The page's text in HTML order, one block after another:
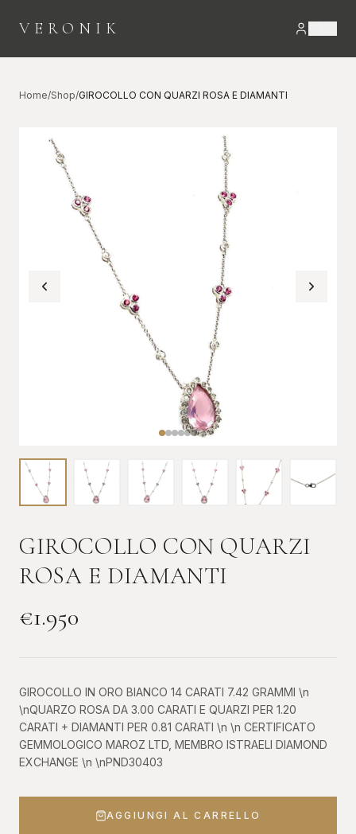
VERONIK
Home/Shop/GIROCOLLO CON QUARZI ROSA E DIAMANTI
GIROCOLLO CON QUARZI
ROSA E DIAMANTI
€1.950
GIROCOLLO IN ORO BIANCO 14 CARATI 7.42 GRAMMI \n
\nQUARZO ROSA DA 3.00 CARATI E QUARZI PER 1.20
CARATI + DIAMANTI PER 0.81 CARATI \n \n CERTIFICATO
GEMMOLOGICO MAROZ LTD, MEMBRO ISTRAELI DIAMOND
EXCHANGE \n \nPND30403
AGGIUNGI AL CARRELLO